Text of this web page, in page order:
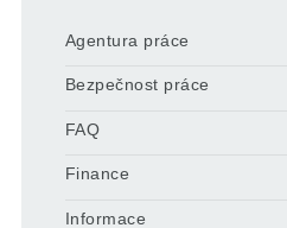
Agentura práce
Bezpečnost práce
FAQ
Finance
Informace